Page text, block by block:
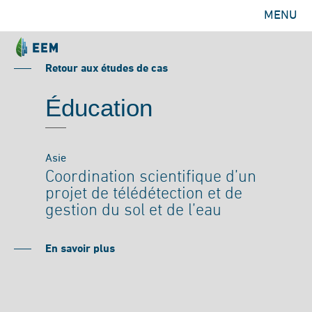
MENU
Retour aux études de cas
Éducation
Asie
Coordination scientifique d’un
projet de télédétection et de
gestion du sol et de l’eau
En savoir plus